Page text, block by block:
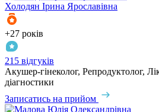
Холодян Ірина Ярославівна
+27 років
215 відгуків
Акушер-гінеколог, Репродуктолог,
діагностики
Записатись на прийом